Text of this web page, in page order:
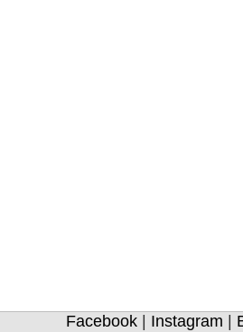
Facebook| Instagram